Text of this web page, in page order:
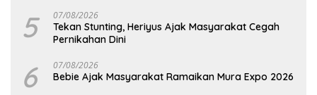
5 07/08/2026
Tekan Stunting, Heriyus Ajak Masyarakat Cegah
Pernikahan Dini
6 07/08/2026
Bebie Ajak Masyarakat Ramaikan Mura Expo 2026